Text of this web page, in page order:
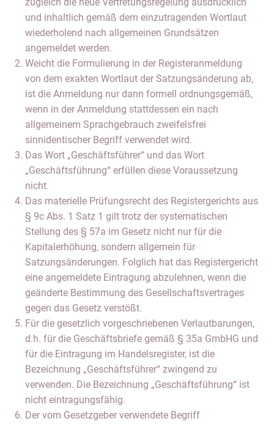
und inhaltlich gemäß dem einzutragenden Wortlaut
wiederholend nach allgemeinen Grundsätzen
angemeldet werden.
Weicht die Formulierung in der Registeranmeldung
von dem exakten Wortlaut der Satzungsänderung ab,
ist die Anmeldung nur dann formell ordnungsgemäß,
wenn in der Anmeldung stattdessen ein nach
allgemeinem Sprachgebrauch zweifelsfrei
sinnidentischer Begriff verwendet wird.
Das Wort „Geschäftsführer“ und das Wort
„Geschäftsführung“ erfüllen diese Voraussetzung
nicht.
Das materielle Prüfungsrecht des Registergerichts aus
§ 9c Abs. 1 Satz 1 gilt trotz der systematischen
Stellung des § 57a im Gesetz nicht nur für die
Kapitalerhöhung, sondern allgemein für
Satzungsänderungen. Folglich hat das Registergericht
eine angemeldete Eintragung abzulehnen, wenn die
geänderte Bestimmung des Gesellschaftsvertrages
gegen das Gesetz verstößt.
Für die gesetzlich vorgeschriebenen Verlautbarungen,
d.h. für die Geschäftsbriefe gemäß § 35a GmbHG und
für die Eintragung im Handelsregister, ist die
Bezeichnung „Geschäftsführer“ zwingend zu
verwenden. Die Bezeichnung „Geschäftsführung“ ist
nicht eintragungsfähig.
Der vom Gesetzgeber verwendete Begriff